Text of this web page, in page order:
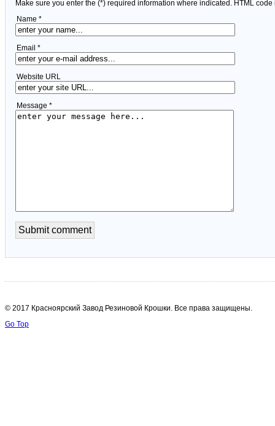
Make sure you enter the (*) required information where indicated. HTML
Name *
Email *
Website URL
Message *
© 2017 Красноярский Завод Резиновой Крошки. Все права защищены.
Go Top